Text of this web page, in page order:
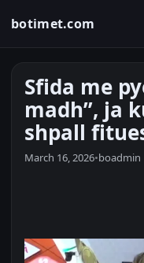
botimet.com
Sfida me
madh”, ja
shpall
March 16, 2026•boadmin